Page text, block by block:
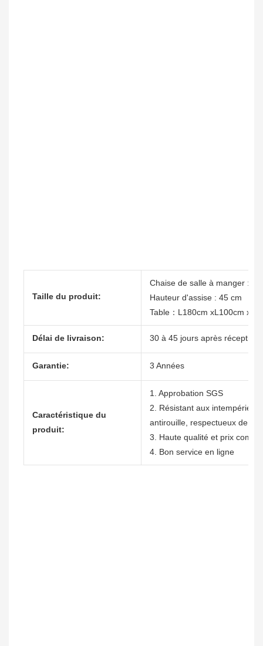
Taille du produit:
Chaise de salle à manger :
Hauteur d'assise : 45 cm
Table：L180cm xL100cm x
Délai de livraison: 30 à 45 jours après réception
Garantie: 3 Années
Caractéristique du
produit:
1. Approbation SGS
2. Résistant aux intempéries,
antirouille, respectueux de
3. Haute qualité et prix
4. Bon service en ligne